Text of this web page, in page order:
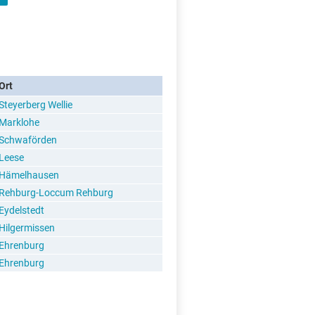
Wellie
Marklohe
Leese
Hämelhausen
Rehburg-Loccum Rehburg
Eydelstedt
Hilgermissen
Ehrenburg
Ehrenburg